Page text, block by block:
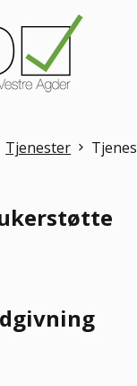
Tjenester